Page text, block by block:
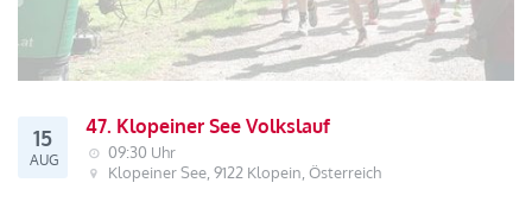
15
AUG
47. Klopeiner See Volkslauf
09:30 Uhr
Klopeiner See, 9122 Klopein, Österreich